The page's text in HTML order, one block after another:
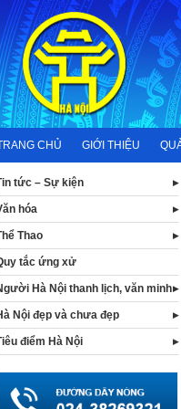
CHỦ GIỚI THIỆU
tức – Sự kiện
hóa
Thao
tắc ứng xử
Hà Nội thanh lịch, văn minh
Nội đẹp và chưa đẹp
điểm Hà Nội